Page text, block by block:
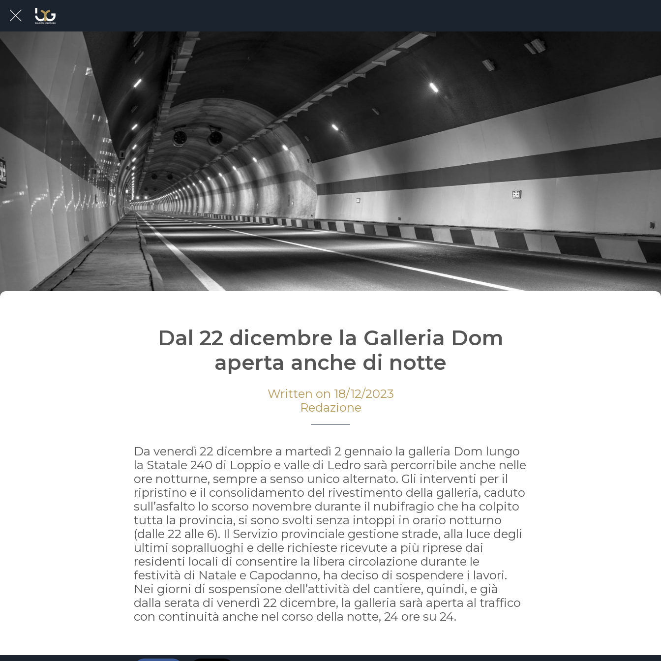
Dal 22 dicembre la Galleria Dom
aperta anche di notte
Written on 18/12/2023
Redazione
Da venerdì 22 dicembre a martedì 2 gennaio la galleria Dom lungo
la Statale 240 di Loppio e valle di Ledro sarà percorribile anche nelle
ore notturne, sempre a senso unico alternato. Gli interventi per il
ripristino e il consolidamento del rivestimento della galleria, caduto
sull’asfalto lo scorso novembre durante il nubifragio che ha colpito
tutta la provincia, si sono svolti senza intoppi in orario notturno
(dalle 22 alle 6). Il Servizio provinciale gestione strade, alla luce degli
ultimi sopralluoghi e delle richieste ricevute a più riprese dai
residenti locali di consentire la libera circolazione durante le
festività di Natale e Capodanno, ha deciso di sospendere i lavori.
Nei giorni di sospensione dell’attività del cantiere, quindi, e già
dalla serata di venerdì 22 dicembre, la galleria sarà aperta al traffico
con continuità anche nel corso della notte, 24 ore su 24.